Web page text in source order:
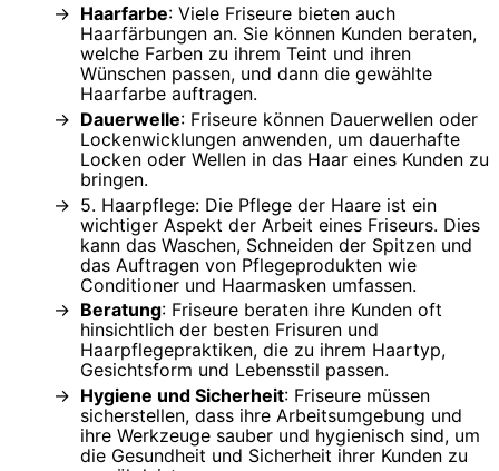
Haarfarbe: Viele Friseure bieten auch
Haarfärbungen an. Sie können Kunden beraten,
welche Farben zu ihrem Teint und ihren
Wünschen passen, und dann die gewählte
Haarfarbe auftragen.
Dauerwelle: Friseure können Dauerwellen oder
Lockenwicklungen anwenden, um dauerhafte
Locken oder Wellen in das Haar eines Kunden zu
bringen.
5. Haarpflege: Die Pflege der Haare ist ein
wichtiger Aspekt der Arbeit eines Friseurs. Dies
kann das Waschen, Schneiden der Spitzen und
das Auftragen von Pflegeprodukten wie
Conditioner und Haarmasken umfassen.
Beratung: Friseure beraten ihre Kunden oft
hinsichtlich der besten Frisuren und
Haarpflegepraktiken, die zu ihrem Haartyp,
Gesichtsform und Lebensstil passen.
Hygiene und Sicherheit: Friseure müssen
sicherstellen, dass ihre Arbeitsumgebung und
ihre Werkzeuge sauber und hygienisch sind, um
die Gesundheit und Sicherheit ihrer Kunden zu